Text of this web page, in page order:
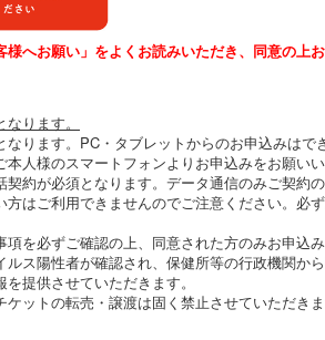
へお願い」をよくお読みいただき、同意の上
ります。
ります。PC・タブレットからのお申込みはで
人様のスマートフォンよりお申込みをお願いい
約が必須となります。データ通信のみご契約
方はご利用できませんのでご注意ください。必
項を必ずご確認の上、同意された方のみお申込
ルス陽性者が確認され、保健所等の行政機関か
提供させていただきます。
ットの転売・譲渡は固く禁止させていただきま